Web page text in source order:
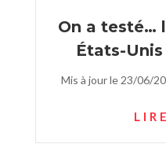
On a testé…
États-
Mis à jour le 23/06/